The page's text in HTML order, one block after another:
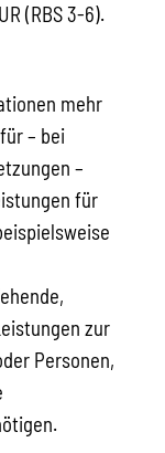
(RBS 3-6).
mehr
– bei
–
für
zur
Personen,